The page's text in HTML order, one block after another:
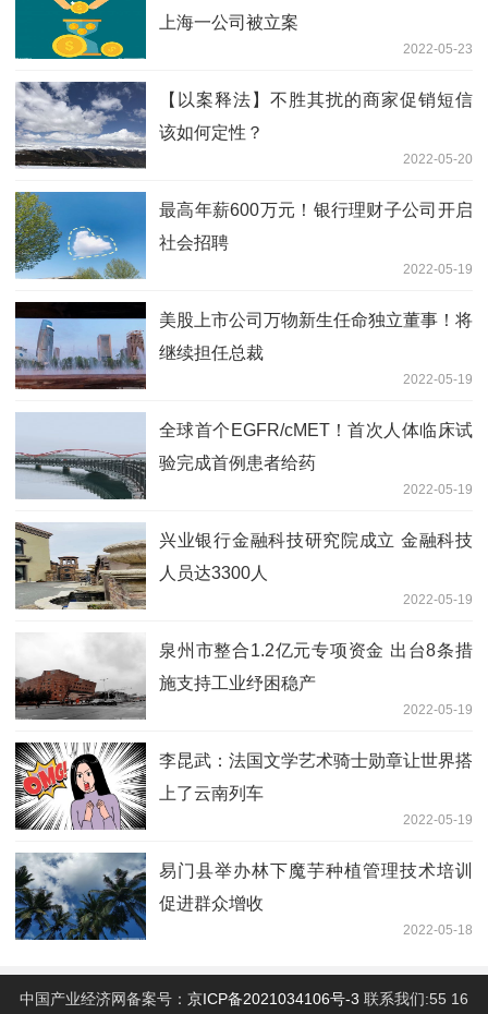
上海一公司被立案
2022-05-23
【以案释法】不胜其扰的商家促销短信
该如何定性？
2022-05-20
最高年薪600万元！银行理财子公司开启
社会招聘
2022-05-19
美股上市公司万物新生任命独立董事！将
继续担任总裁
2022-05-19
全球首个EGFR/cMET！首次人体临床试
验完成首例患者给药
2022-05-19
兴业银行金融科技研究院成立 金融科技
人员达3300人
2022-05-19
泉州市整合1.2亿元专项资金 出台8条措
施支持工业纾困稳产
2022-05-19
李昆武：法国文学艺术骑士勋章让世界搭
上了云南列车
2022-05-19
易门县举办林下魔芋种植管理技术培训
促进群众增收
2022-05-18
中国产业经济网备案号： 京ICP备2021034106号-3 联系我们:55 16